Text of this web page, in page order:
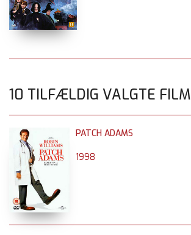
10 TILFÆLDIG VALGTE FILM
PATCH ADAMS
1998